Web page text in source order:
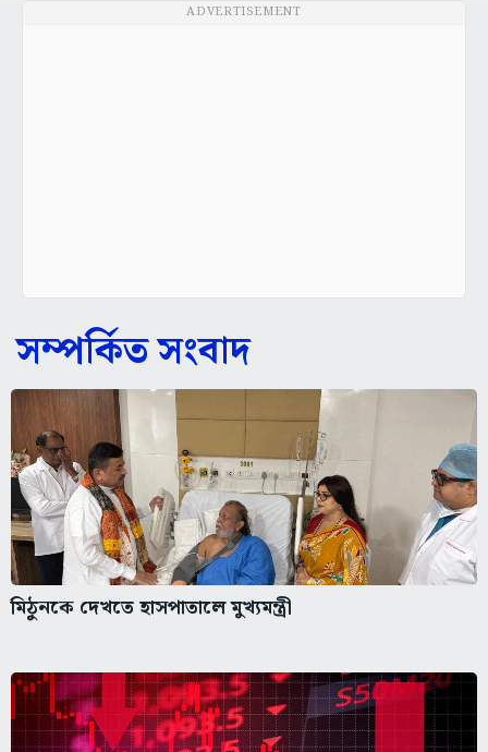
ADVERTISEMENT
সম্পর্কিত সংবাদ
মিঠুনকে দেখতে হাসপাতালে মুখ্যমন্ত্রী